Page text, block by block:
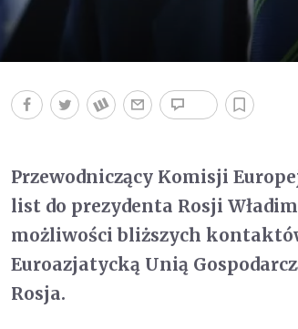
Przewodniczący Komisji
list do prezydenta Rosji
możliwości bliższych
Euroazjatycką Unią
Rosja.